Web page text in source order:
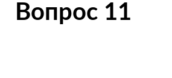
Вопрос 11